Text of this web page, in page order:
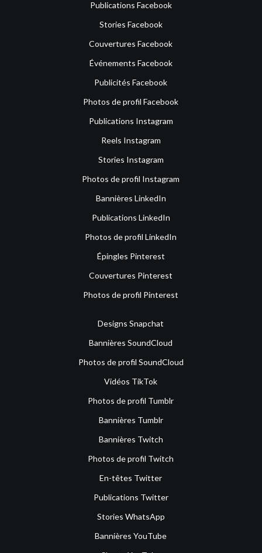
Publications Facebook
Stories Facebook
Couvertures Facebook
Événements Facebook
Publicités Facebook
Photos de profil Facebook
Publications Instagram
Reels Instagram
Stories Instagram
Photos de profil Instagram
Bannières LinkedIn
Publications LinkedIn
Photos de profil LinkedIn
Épingles Pinterest
Couvertures Pinterest
Photos de profil Pinterest
Designs Snapchat
Bannières SoundCloud
Photos de profil SoundCloud
Vidéos TikTok
Photos de profil Tumblr
Bannières Tumblr
Bannières Twitch
Photos de profil Twitch
En-têtes Twitter
Publications Twitter
Stories WhatsApp
Bannières YouTube